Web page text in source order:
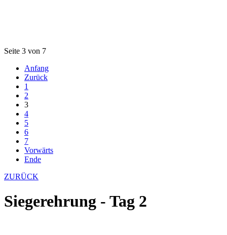
Seite 3 von 7
Anfang
Zurück
1
2
3
4
5
6
7
Vorwärts
Ende
ZURÜCK
Siegerehrung - Tag 2